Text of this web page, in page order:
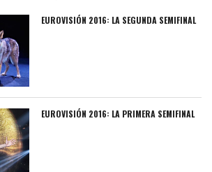
EUROVISIÓN 2016: LA SEGUNDA SEMIFINAL
EUROVISIÓN 2016: LA PRIMERA SEMIFINAL